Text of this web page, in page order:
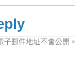
郵件地址不會公開。